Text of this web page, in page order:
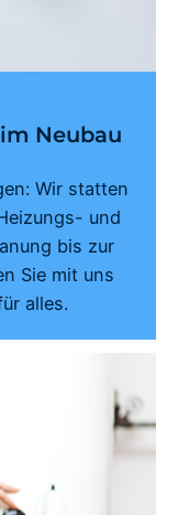
Neubau
Wir statten
und
bis zur
Sie mit uns
alles.